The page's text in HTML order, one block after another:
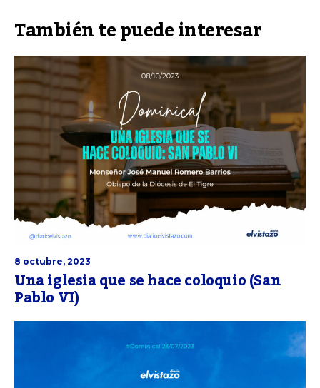
También te puede interesar
8 octubre, 2023
Una iglesia que se hace coloquio (San
Pablo VI)